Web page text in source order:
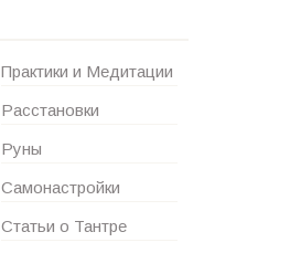
Практики и Медитации
Расстановки
Руны
Самонастройки
Статьи о Тантре